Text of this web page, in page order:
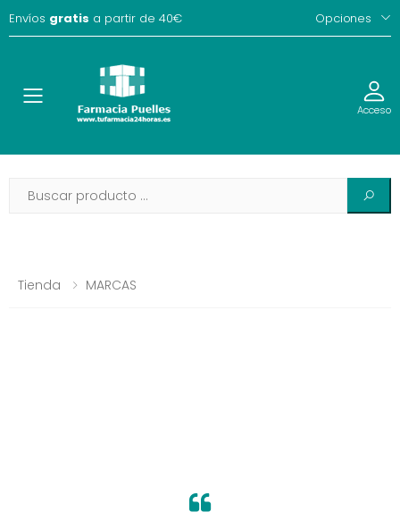
Envíos gratis a partir de 40€ Opciones
Toggle Acceso
Tienda MARCAS